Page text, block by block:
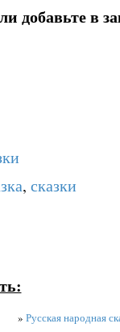
добавьте в
, сказки
» Русская народная